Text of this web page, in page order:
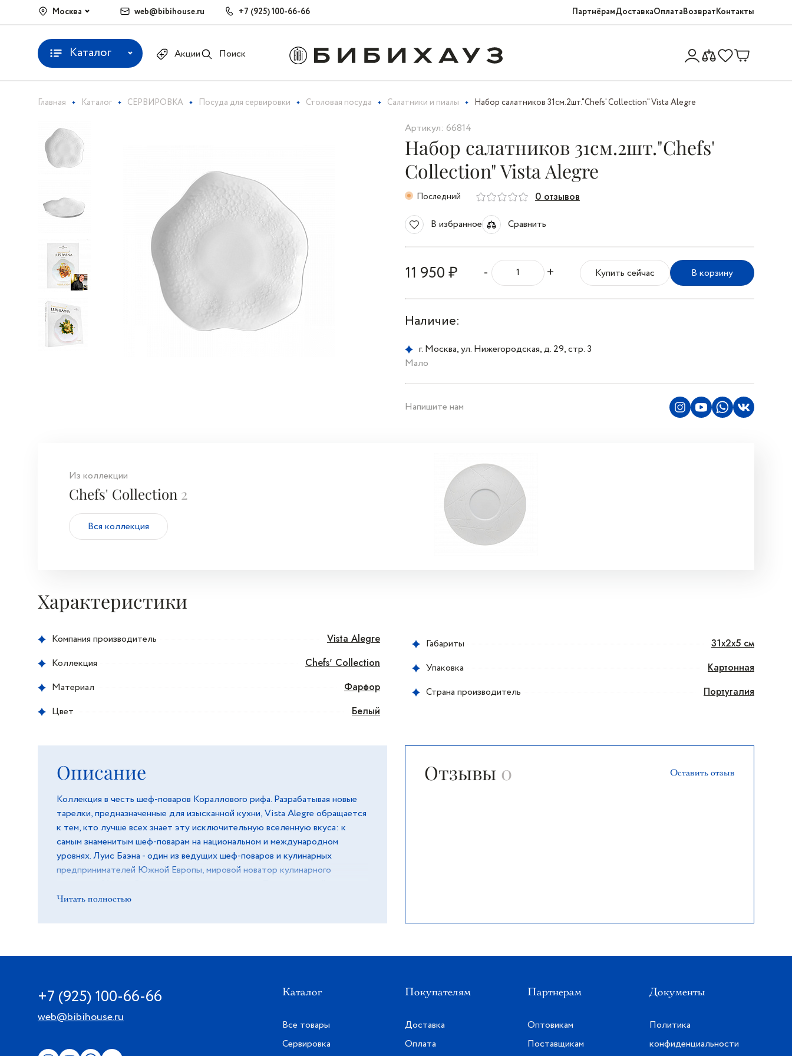
Москва web@bibihouse.ru +7 (925) 100-66-66 ПартнёрамДоставкаОплатаВозвратКонтакты
Каталог Акции Поиск
Главная Каталог СЕРВИРОВКА Посуда для сервировки Столовая посуда Салатники и пиалы Набор салатников 31см.2шт."Chefs' Collection" Vista Alegre
Артикул: 66814
Набор салатников 31см.2шт."Chefs'
Collection" Vista Alegre
Последний 0 отзывов
В избранное Сравнить
11 950 ₽ - + Купить сейчас В корзину
Наличие:
г. Москва, ул. Нижегородская, д. 29, стр. 3
Мало
Напишите нам
Из коллекции
Chefs' Collection 2
Вся коллекция
Характеристики
Компания производитель
Vista Alegre
Коллекция
Chefs' Collection
Материал
Фарфор
Цвет
Белый
Габариты
31x2x5 см
Упаковка
Картонная
Страна производитель
Португалия
Описание
Коллекция в честь шеф-поваров Кораллового рифа. Разрабатывая новые
тарелки, предназначенные для изысканной кухни, Vista Alegre обращается
к тем, кто лучше всех знает эту исключительную вселенную вкуса: к
самым знаменитым шеф-поварам на национальном и международном
уровнях. Луис Баэна - один из ведущих шеф-поваров и кулинарных
предпринимателей Южной Европы, мировой новатор кулинарного
гастрономии, автором и соавтором 16 кулинарных книг, а также
«человек эпохи возрождения». Он был исполнительным шеф-поваром в 5-
создавал продукты для гурманов (продукты питания Penhas Douradas),
самых знаменитых шеф-поваров в мире. Его последними предприятиями
были знаменитый ресторан Manifesto в Лиссабоне и кухня Ноттинг-Хилл
в Лондоне.
Читать полностью
Отзывы 0 Оставить отзыв
+7 (925) 100-66-66
web@bibihouse.ru
Каталог
Все товары
Сервировка
Покупателям
Доставка
Оплата
Партнерам
Оптовикам
Поставщикам
Документы
Политика
конфиденциальности